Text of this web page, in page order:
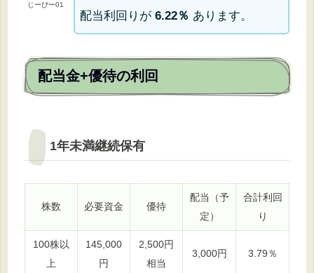
じーぴー01
配当利回りが6.22％ あります。
配当金+優待の利回
1年未満継続保有
株数 必要資金 優待
配当（予
定）
合計利回
り
100株以
上
145,000
円
2,500円
相当
3,000円 3.79％